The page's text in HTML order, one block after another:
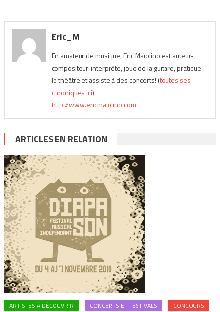
Eric_M
En amateur de musique, Eric Maïolino est auteur-
compositeur-interprète, joue de la guitare, pratique
le théâtre et assiste à des concerts! (toutes ses
chroniques ici)
http://www.ericmaiolino.com
ARTICLES EN RELATION
ARTISTES À DÉCOUVRIR CONCERTS ET FESTIVALS CONCOURS